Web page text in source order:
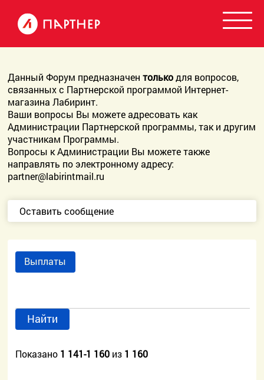
Данный Форум предназначентолькодля вопросов,
связанных с Партнерской программой Интернет-
магазина Лабиринт.
Ваши вопросы Вы можете адресовать как
Администрации Партнерской программы, так и другим
участникам Программы.
Вопросы к Администрации Вы можете также
направлять по электронному адресу:
partner@labirintmail.ru
Оставить сообщение
Выплаты
Найти
Показано 1 141-1 160 из 1 160